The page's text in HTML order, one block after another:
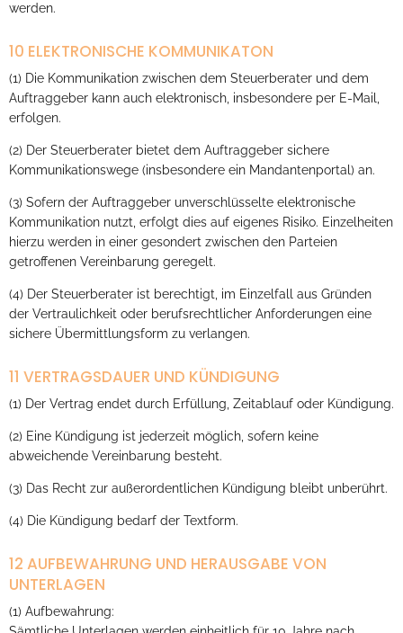
werden.
10 ELEKTRONISCHE KOMMUNIKATON
(1) Die Kommunikation zwischen dem Steuerberater und dem
Auftraggeber kann auch elektronisch, insbesondere per E-Mail,
erfolgen.
(2) Der Steuerberater bietet dem Auftraggeber sichere
Kommunikationswege (insbesondere ein Mandantenportal) an.
(3) Sofern der Auftraggeber unverschlüsselte elektronische
Kommunikation nutzt, erfolgt dies auf eigenes Risiko. Einzelheiten
hierzu werden in einer gesondert zwischen den Parteien
getroffenen Vereinbarung geregelt.
(4) Der Steuerberater ist berechtigt, im Einzelfall aus Gründen
der Vertraulichkeit oder berufsrechtlicher Anforderungen eine
sichere Übermittlungsform zu verlangen.
11 VERTRAGSDAUER UND KÜNDIGUNG
(1) Der Vertrag endet durch Erfüllung, Zeitablauf oder Kündigung.
(2) Eine Kündigung ist jederzeit möglich, sofern keine
abweichende Vereinbarung besteht.
(3) Das Recht zur außerordentlichen Kündigung bleibt unberührt.
(4) Die Kündigung bedarf der Textform.
12 AUFBEWAHRUNG UND HERAUSGABE VON
UNTERLAGEN
(1) Aufbewahrung: